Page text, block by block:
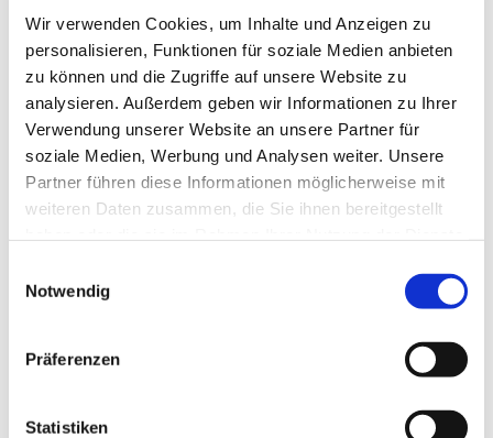
Wir verwenden Cookies, um Inhalte und Anzeigen zu
personalisieren, Funktionen für soziale Medien anbieten
zu können und die Zugriffe auf unsere Website zu
analysieren. Außerdem geben wir Informationen zu Ihrer
Verwendung unserer Website an unsere Partner für
soziale Medien, Werbung und Analysen weiter. Unsere
Partner führen diese Informationen möglicherweise mit
weiteren Daten zusammen, die Sie ihnen bereitgestellt
Notwendig
Präferenzen
Statistiken